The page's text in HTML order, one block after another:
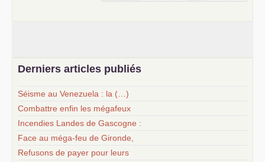
Derniers articles publiés
Séisme au Venezuela : la (…)
Combattre enfin les mégafeux
Incendies Landes de Gascogne :
Face au méga-feu de Gironde,
Refusons de payer pour leurs